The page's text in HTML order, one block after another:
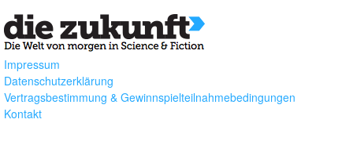
Impressum
Datenschutzerklärung
Vertragsbestimmung & Gewinnspielteilnahmebedingungen
Kontakt